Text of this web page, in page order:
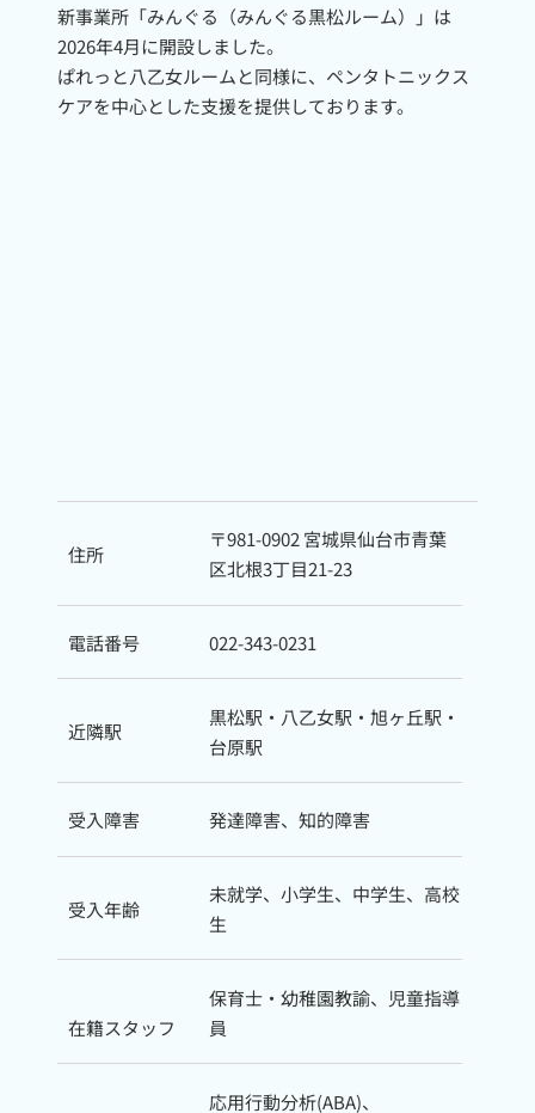
新事業所「みんぐる（みんぐる黒松ルーム）」は
2026年4月に開設しました。
ぱれっと八乙女ルームと同様に、ペンタトニックス
ケアを中心とした支援を提供しております。
住所
〒981-0902 宮城県仙台市青葉
区北根3丁目21-23
電話番号 022-343-0231
近隣駅
黒松駅・八乙女駅・旭ヶ丘駅・
台原駅
受入障害 発達障害、知的障害
受入年齢
未就学、小学生、中学生、高校
生
在籍スタッフ
保育士・幼稚園教諭、児童指導
員
応用行動分析(ABA)、